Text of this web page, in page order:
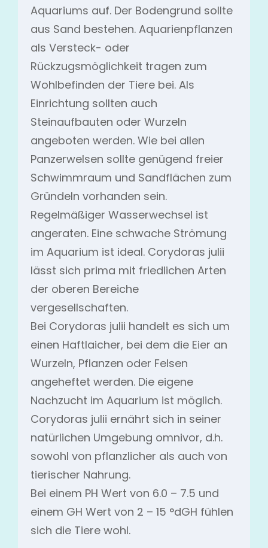
Aquariums auf. Der Bodengrund sollte
aus Sand bestehen. Aquarienpflanzen
als Versteck- oder
Rückzugsmöglichkeit tragen zum
Wohlbefinden der Tiere bei. Als
Einrichtung sollten auch
Steinaufbauten oder Wurzeln
angeboten werden. Wie bei allen
Panzerwelsen sollte genügend freier
Schwimmraum und Sandflächen zum
Gründeln vorhanden sein.
Regelmäßiger Wasserwechsel ist
angeraten. Eine schwache Strömung
im Aquarium ist ideal. Corydoras julii
lässt sich prima mit friedlichen Arten
der oberen Bereiche
vergesellschaften.
Bei Corydoras julii handelt es sich um
einen Haftlaicher, bei dem die Eier an
Wurzeln, Pflanzen oder Felsen
angeheftet werden. Die eigene
Nachzucht im Aquarium ist möglich.
Corydoras julii ernährt sich in seiner
natürlichen Umgebung omnivor, d.h.
sowohl von pflanzlicher als auch von
tierischer Nahrung.
Bei einem PH Wert von 6.0 – 7.5 und
einem GH Wert von 2 – 15 °dGH fühlen
sich die Tiere wohl.